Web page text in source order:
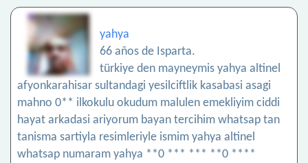
yahya
66 años de Isparta.
türkiye den mayneymis yahya altinel
afyonkarahisar sultandagi yesilciftlik kasabasi asagi
mahno 0** ilkokulu okudum malulen emekliyim ciddi
hayat arkadasi ariyorum bayan tercihim whatsap tan
tanisma sartiyla resimleriyle ismim yahya altinel
whatsap numaram yahya **0 *** *** **0 ****